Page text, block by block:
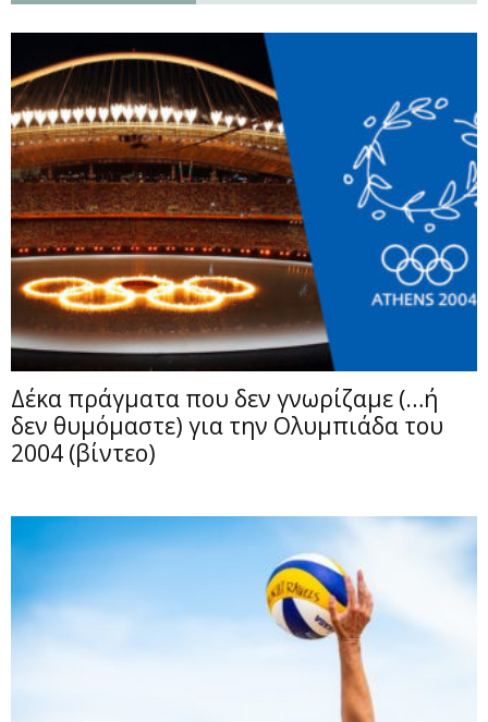
Δέκα πράγματα που δεν γνωρίζαμε (…ή
δεν θυμόμαστε) για την Ολυμπιάδα του
2004 (βίντεο)